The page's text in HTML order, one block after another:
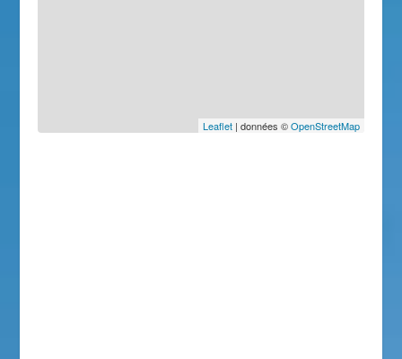
Leaflet| données ©OpenStreetMap